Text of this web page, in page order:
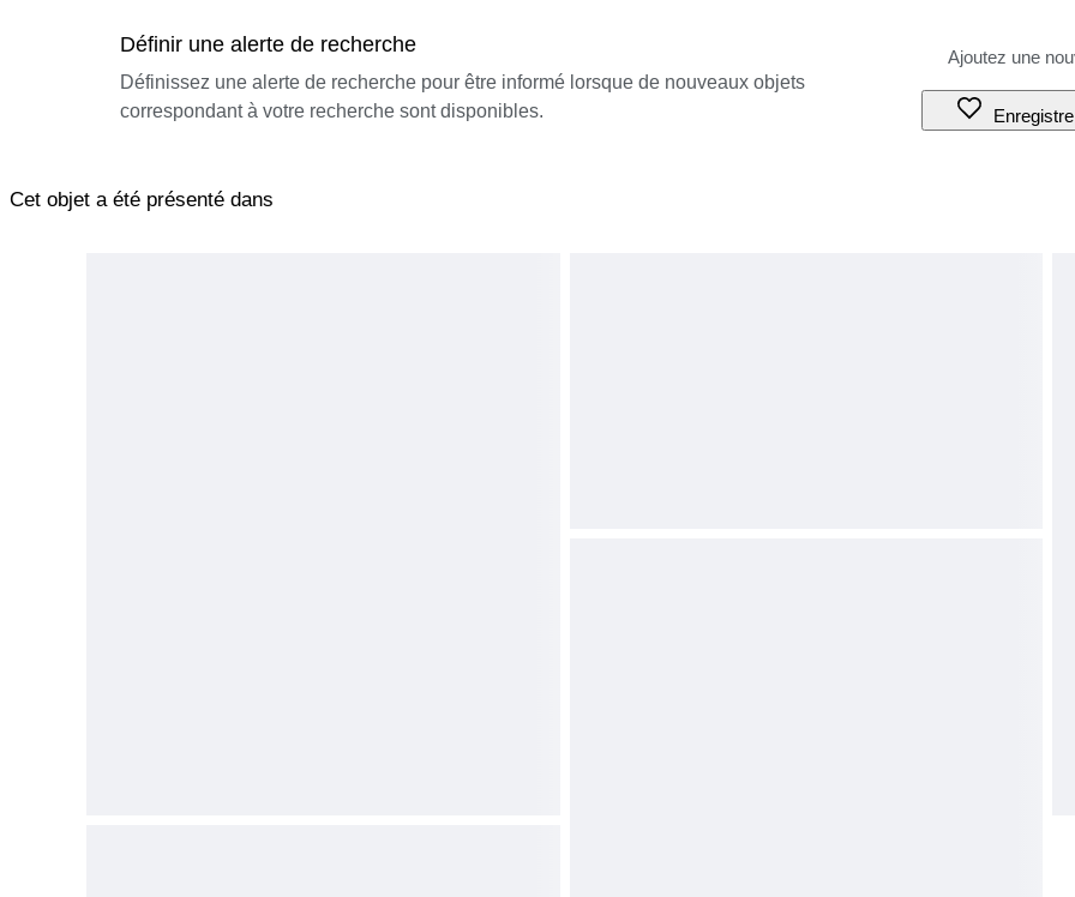
Définir une alerte de recherche
Définissez une alerte de recherche pour être informé lorsque de nouveaux objets
correspondant à votre recherche sont disponibles.
Cet objet a été présenté dans